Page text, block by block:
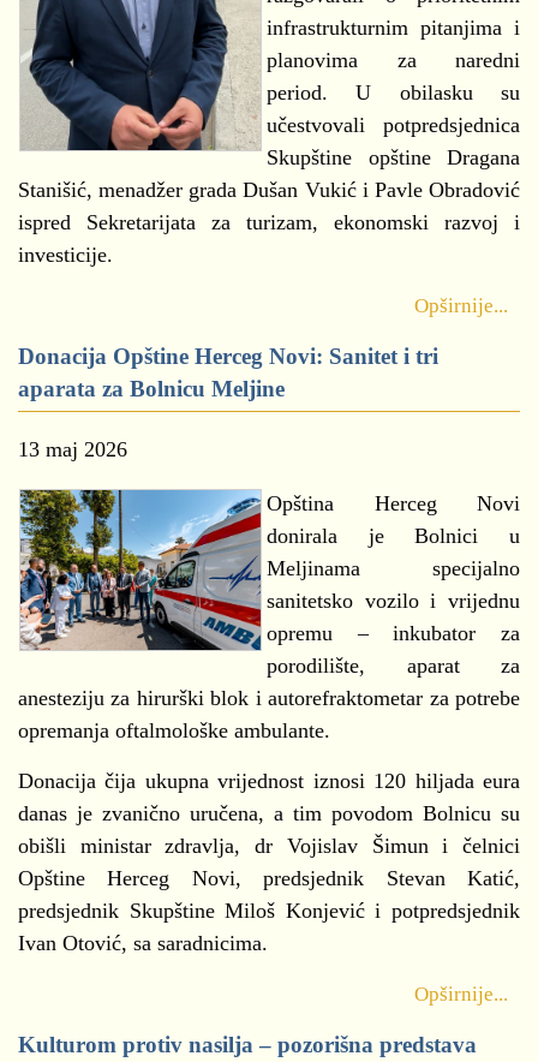
infrastrukturnim pitanjima i
planovima za naredni
period. U obilasku su
učestvovali potpredsjednica
Skupštine opštine Dragana
Stanišić, menadžer grada Dušan Vukić i Pavle Obradović
ispred Sekretarijata za turizam, ekonomski razvoj i
investicije.
Opširnije...
Donacija Opštine Herceg Novi: Sanitet i tri
aparata za Bolnicu Meljine
13 maj 2026
Opština Herceg Novi
donirala je Bolnici u
Meljinama specijalno
sanitetsko vozilo i vrijednu
opremu – inkubator za
porodilište, aparat za
anesteziju za hirurški blok i autorefraktometar za potrebe
opremanja oftalmološke ambulante.
Donacija čija ukupna vrijednost iznosi 120 hiljada eura
danas je zvanično uručena, a tim povodom Bolnicu su
obišli ministar zdravlja, dr Vojislav Šimun i čelnici
Opštine Herceg Novi, predsjednik Stevan Katić,
predsjednik Skupštine Miloš Konjević i potpredsjednik
Ivan Otović, sa saradnicima.
Opširnije...
Kulturom protiv nasilja – pozorišna predstava